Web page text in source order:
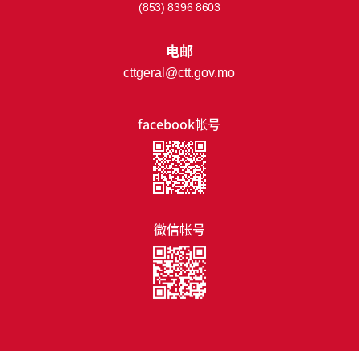
facebook帐号
微信帐号
(853) 8396 8603
电邮
cttgeral@ctt.gov.mo